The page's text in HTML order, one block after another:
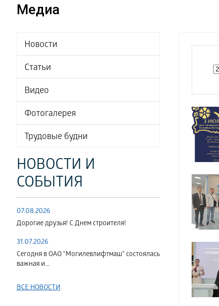
Медиа
Новости
Статьи
Видео
Фотогалерея
Трудовые будни
НОВОСТИ И
СОБЫТИЯ
07.08.2026
Дорогие друзья! С Днем строителя!
31.07.2026
Сегодня в ОАО "Могилевлифтмаш" состоялась
важная и...
ВСЕ НОВОСТИ